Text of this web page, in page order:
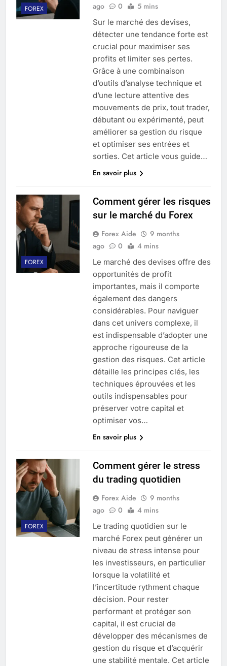
FOREX ago 0 5 mins
Sur le marché des devises,
détecter une tendance forte est
crucial pour maximiser ses
profits et limiter ses pertes.
Grâce à une combinaison
d’outils d’analyse technique et
d’une lecture attentive des
mouvements de prix, tout trader,
débutant ou expérimenté, peut
améliorer sa gestion du risque
et optimiser ses entrées et
sorties. Cet article vous guide…
En savoir plus
FOREX
Comment gérer les risques
sur le marché du Forex
Forex Aide
9 months
ago
0 4 mins
Le marché des devises offre des
opportunités de profit
importantes, mais il comporte
également des dangers
considérables. Pour naviguer
dans cet univers complexe, il
est indispensable d’adopter une
approche rigoureuse de la
gestion des risques. Cet article
détaille les principes clés, les
techniques éprouvées et les
outils indispensables pour
préserver votre capital et
optimiser vos…
En savoir plus
FOREX
Comment gérer le stress
du trading quotidien
Forex Aide
9 months
ago
0 4 mins
Le trading quotidien sur le
marché Forex peut générer un
niveau de stress intense pour
les investisseurs, en particulier
lorsque la volatilité et
l’incertitude rythment chaque
décision. Pour rester
performant et protéger son
capital, il est crucial de
développer des mécanismes de
gestion du risque et d’acquérir
une stabilité mentale. Cet article